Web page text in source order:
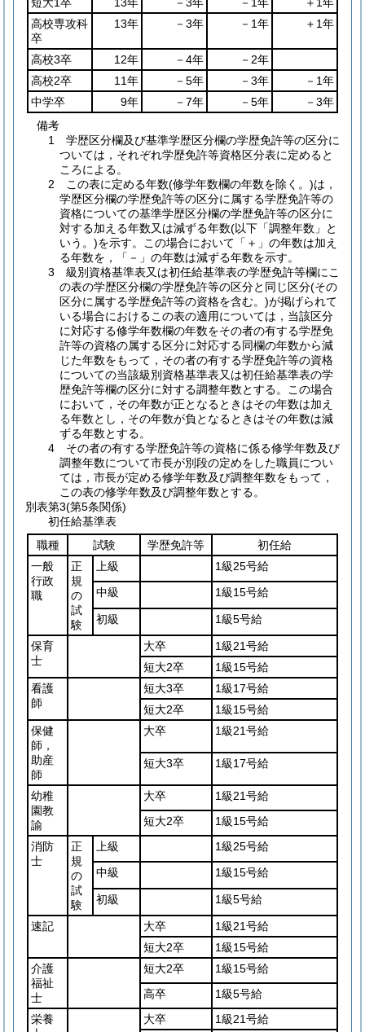
高校専攻科
卒
13年 －3年 －1年 ＋1年
高校3卒 12年 －4年
－2年
高校2卒
11年 －5年 －3年
－1年
中学卒
9年 －7年 －5年
－3年
備考
1 学歴区分欄及び基準学歴区分欄の学歴免許等の区分に
ついては，それぞれ学歴免許等資格区分表に定めると
ころによる。
2 この表に定める年数(修学年数欄の年数を除く。)は，
学歴区分欄の学歴免許等の区分に属する学歴免許等の
資格についての基準学歴区分欄の学歴免許等の区分に
対する加える年数又は減ずる年数(以下「調整年数」と
いう。)を示す。この場合において「＋」の年数は加え
る年数を，「－」の年数は減ずる年数を示す。
3 級別資格基準表又は初任給基準表の学歴免許等欄にこ
の表の学歴区分欄の学歴免許等の区分と同じ区分(その
区分に属する学歴免許等の資格を含む。)が掲げられて
いる場合におけるこの表の適用については，当該区分
に対応する修学年数欄の年数をその者の有する学歴免
許等の資格の属する区分に対応する同欄の年数から減
じた年数をもって，その者の有する学歴免許等の資格
についての当該級別資格基準表又は初任給基準表の学
歴免許等欄の区分に対する調整年数とする。この場合
において，その年数が正となるときはその年数は加え
る年数とし，その年数が負となるときはその年数は減
ずる年数とする。
4 その者の有する学歴免許等の資格に係る修学年数及び
調整年数について市長が別段の定めをした職員につい
ては，市長が定める修学年数及び調整年数をもって，
この表の修学年数及び調整年数とする。
別表第3(第5条関係)
初任給基準表
職種
試験 学歴免許等
初任給
一般
行政
職
正
規
の
試
験
上級
1級25号給
中級
1級15号給
初級 1級5号給
保育
士
大卒
1級21号給
短大2卒
1級15号給
看護
師
短大3卒
1級17号給
短大2卒
1級15号給
保健
師，
助産
師
大卒 1級21号給
短大3卒 1級17号給
幼稚
園教
諭
大卒
1級21号給
短大2卒
1級15号給
消防
士
正
規
の
試
験
上級
1級25号給
中級
1級15号給
初級 1級5号給
速記 大卒
1級21号給
短大2卒
1級15号給
介護
福祉
士
短大2卒
1級15号給
高卒
1級5号給
栄養
大卒
1級21号給